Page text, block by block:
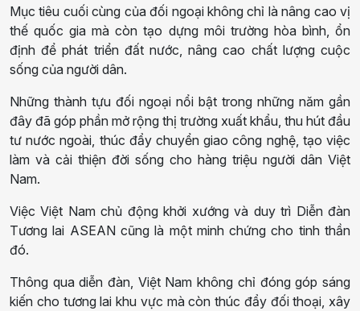
Mục tiêu cuối cùng của đối ngoại không chỉ là nâng cao vị
thế quốc gia mà còn tạo dựng môi trường hòa bình, ổn
định để phát triển đất nước, nâng cao chất lượng cuộc
sống của người dân.
Những thành tựu đối ngoại nổi bật trong những năm gần
đây đã góp phần mở rộng thị trường xuất khẩu, thu hút đầu
tư nước ngoài, thúc đẩy chuyển giao công nghệ, tạo việc
làm và cải thiện đời sống cho hàng triệu người dân Việt
Nam.
Việc Việt Nam chủ động khởi xướng và duy trì Diễn đàn
Tương lai ASEAN cũng là một minh chứng cho tinh thần
đó.
Thông qua diễn đàn, Việt Nam không chỉ đóng góp sáng
kiến cho tương lai khu vực mà còn thúc đẩy đối thoại, xây